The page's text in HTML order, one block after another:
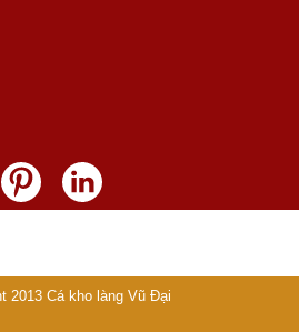
2013 Cá kho làng Vũ Đại